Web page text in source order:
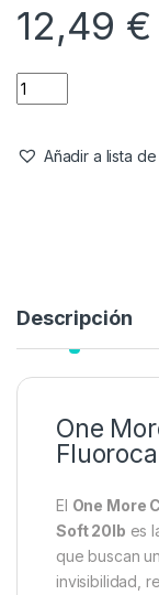
12,49 €
Añadir a lista
Descripción
One
El One More
Soft 20lb es
que buscan
invisibilidad,